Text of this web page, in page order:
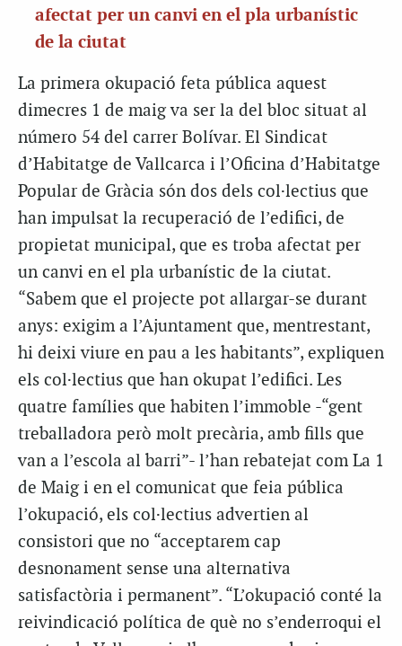
afectat per un canvi en el pla urbanístic
de la ciutat
La primera okupació feta pública aquest
dimecres 1 de maig va ser la del bloc situat al
número 54 del carrer Bolívar. El Sindicat
d’Habitatge de Vallcarca i l’Oficina d’Habitatge
Popular de Gràcia són dos dels col·lectius que
han impulsat la recuperació de l’edifici, de
propietat municipal, que es troba afectat per
un canvi en el pla urbanístic de la ciutat.
“Sabem que el projecte pot allargar-se durant
anys: exigim a l’Ajuntament que, mentrestant,
hi deixi viure en pau a les habitants”, expliquen
els col·lectius que han okupat l’edifici. Les
quatre famílies que habiten l’immoble -“gent
treballadora però molt precària, amb fills que
van a l’escola al barri”- l’han rebatejat com La 1
de Maig i en el comunicat que feia pública
l’okupació, els col·lectius advertien al
consistori que no “acceptarem cap
desnonament sense una alternativa
satisfactòria i permanent”. “L’okupació conté la
reivindicació política de què no s’enderroqui el